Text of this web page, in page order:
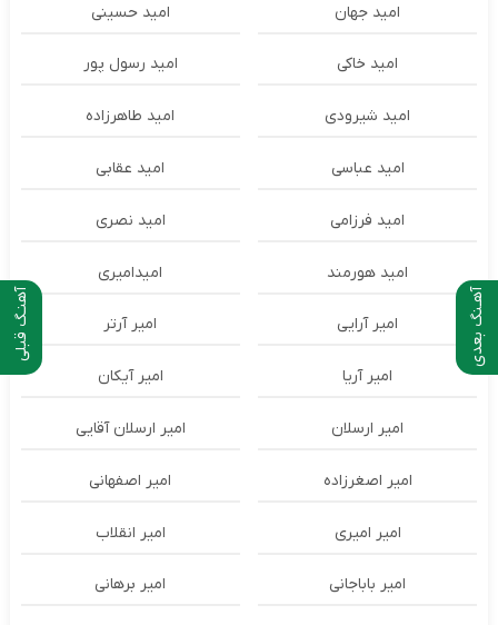
آهنـگ قبلی آهـنگ بعدی
امید جهان امید حسینی
امید خاکی امید رسول پور
امید شیرودی امید طاهرزاده
امید عباسی امید عقابی
امید فرزامی امید نصری
امید هورمند امیدامیری
امیر آرایی امیر آرتر
امیر آریا امیر آیکان
امیر ارسلان امیر ارسلان آقایی
امیر اصغرزاده امیر اصفهانی
امیر امیری امیر انقلاب
امیر باباجانی امیر برهانی